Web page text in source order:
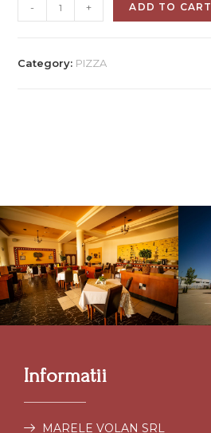
- + ADD TO CART
Category: PIZZA
Informatii
MARELE VOLAN SRL